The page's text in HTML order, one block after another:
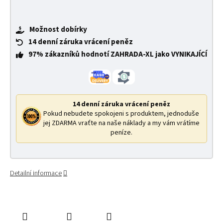
Možnost dobírky
14 denní záruka vrácení peněz
97% zákazníků hodnotí ZAHRADA-XL jako VYNIKAJÍCÍ
14 denní záruka vrácení peněz
Pokud nebudete spokojeni s produktem, jednoduše
jej ZDARMA vraťte na naše náklady a my vám vrátíme
peníze.
Detailní informace